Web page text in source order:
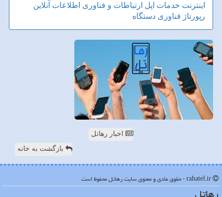
اینترنت خدمات اپل ارتباطات و فناوری اطلاعات آنلاین
رپورتاژ فناوری دستگاه
اخبار رهاتل
بازگشت به خانه